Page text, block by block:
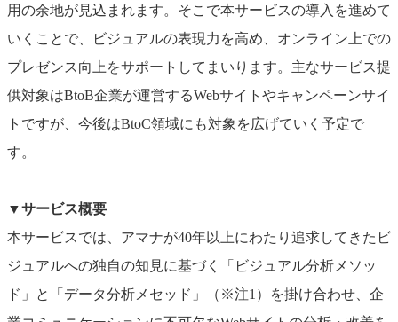
用の余地が見込まれます。そこで本サービスの導入を進めて
いくことで、ビジュアルの表現力を高め、オンライン上での
プレゼンス向上をサポートしてまいります。主なサービス提
供対象はBtoB企業が運営するWebサイトやキャンペーンサイ
トですが、今後はBtoC領域にも対象を広げていく予定で
す。
▼サービス概要
本サービスでは、アマナが40年以上にわたり追求してきたビ
ジュアルへの独自の知見に基づく「ビジュアル分析メソッ
ド」と「データ分析メセッド」（※注1）を掛け合わせ、企